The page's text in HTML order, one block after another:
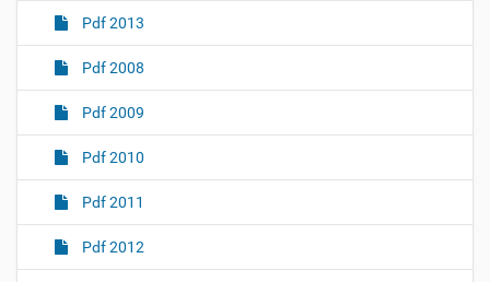
Pdf 2013
Pdf 2008
Pdf 2009
Pdf 2010
Pdf 2011
Pdf 2012